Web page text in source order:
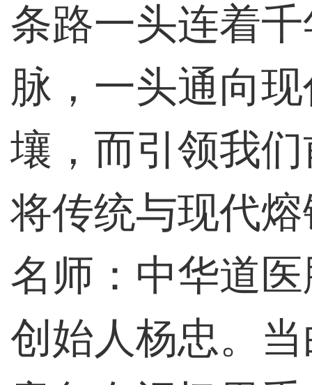
条路一头连着
脉，一头通向
壤，而引领我
将传统与现代
名师：中华道
创始人杨忠。